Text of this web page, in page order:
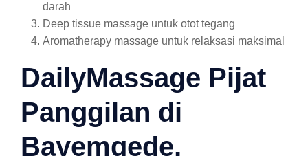
darah
Deep tissue massage untuk otot tegang
Aromatherapy massage untuk relaksasi maksimal
DailyMassage Pijat
Panggilan di
Bayemgede,